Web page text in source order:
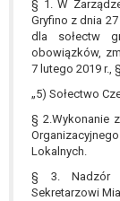
§ 1. W
Gryfino z dnia
dla sołectw
obowiązków,
7 lutego 2019 r.,
„5) Sołectwo
§ 2.Wykonanie
Lokalnych.
§ 3. Nadzór
Sekretarzowi
W
na
lit a
cofnięcia